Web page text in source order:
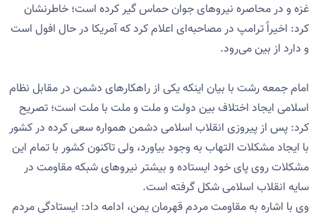
غزه و در محاصره نیروهای جوان حماس گیر کرده است؛ خاطرنشان
کرد: اخیراً ترامپ در مصاحبه‌ای اعلام کرد که آمریکا در حال افول است
و دارد از بین می‌رود.
امام جمعه رشت با بیان اینکه یکی از راهکارهای دشمن در مقابل نظام
اسلامی ایجاد اختلاف بین دولت و ملت و ملت با ملت است؛ تصریح
کرد: پس از پیروزی انقلاب اسلامی دشمن همواره سعی کرده در کشور
با ایجاد مشکلات التهاب به وجود بیاورد، ولی تاکنون کشور با تمام این
مشکلات روی پای خود ایستاده و بیشتر نیروهای شبکه مقاومت در
سایه انقلاب اسلامی شکل گرفته است.
وی با اشاره به مقاومت مردم قهرمان یمن، ادامه داد: ایستادگی مردم